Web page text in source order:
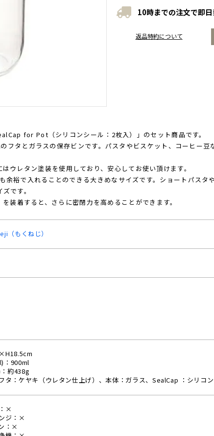
10時までの注文で即日
返品特約について
for Pot（シリコンシール：2枚入）」のセット商品です。
タとガラスの保存ビンです。パスタやビスケット、コーヒー豆
ウレタン塗装を使用しており、安心してお使い頂けます。
裕で入れることのできる大きめなサイズです。ショートパスタ
です。
着すると、さらに密閉力を高めることができます。
（もくねじ）
：900ml
約438g
タ：ケヤキ（ウレタン仕上げ）、本体：ガラス、SealCap ：シリコン
×
ジ：×
：×